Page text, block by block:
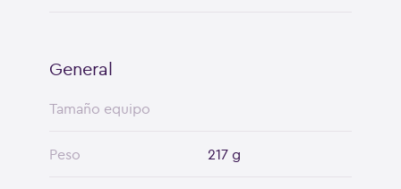
General
Tamaño equipo
Peso 217 g